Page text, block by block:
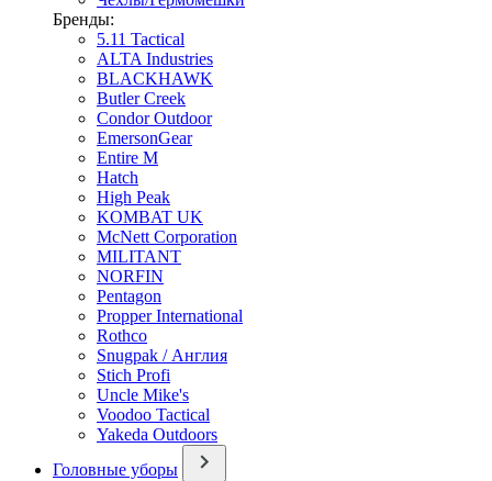
Бренды:
5.11 Tactical
ALTA Industries
BLACKHAWK
Butler Creek
Condor Outdoor
EmersonGear
Entire M
Hatch
High Peak
KOMBAT UK
McNett Corporation
MILITANT
NORFIN
Pentagon
Propper International
Rothco
Snugpak / Англия
Stich Profi
Uncle Mike's
Voodoo Tactical
Yakeda Outdoors
Головные уборы